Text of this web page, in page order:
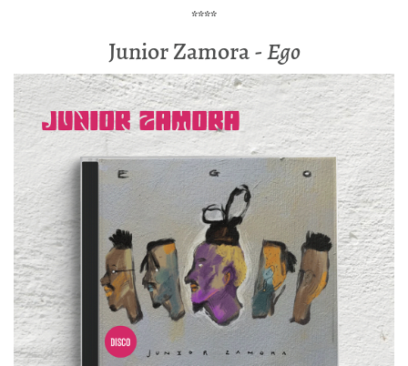
****
Junior Zamora -Ego